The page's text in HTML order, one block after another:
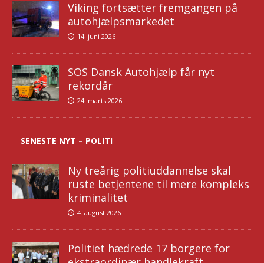
Viking fortsætter fremgangen på
autohjælpsmarkedet
14. juni 2026
SOS Dansk Autohjælp får nyt
rekordår
24. marts 2026
SENESTE NYT – POLITI
Ny treårig politiuddannelse skal
ruste betjentene til mere kompleks
kriminalitet
4. august 2026
Politiet hædrede 17 borgere for